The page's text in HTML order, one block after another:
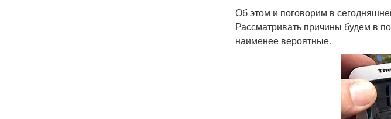
Об этом и поговорим в
Рассматривать причины будем в
наименее вероятные.